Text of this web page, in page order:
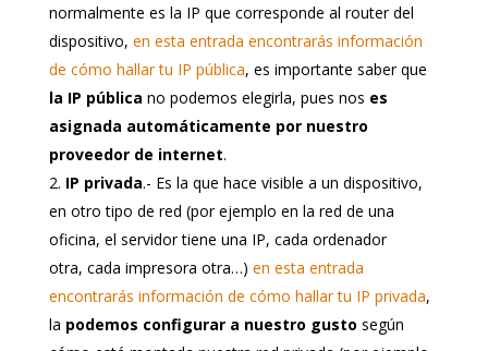
normalmente es la IP que corresponde al router del
dispositivo, en esta entrada encontrarás información
de cómo hallar tu IP pública, es importante saber que
la IP pública no podemos elegirla, pues nos es
asignada automáticamente por nuestro
proveedor de internet.
IP privada.- Es la que hace visible a un dispositivo,
en otro tipo de red (por ejemplo en la red de una
oficina, el servidor tiene una IP, cada ordenador
otra, cada impresora otra…) en esta entrada
encontrarás información de cómo hallar tu IP privada,
la podemos configurar a nuestro gusto según